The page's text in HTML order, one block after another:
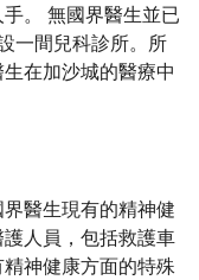
。 無國界醫生並已
一間兒科診所。所
在加沙城的醫療中
醫生現有的精神健
人員，包括救護車
神健康方面的特殊